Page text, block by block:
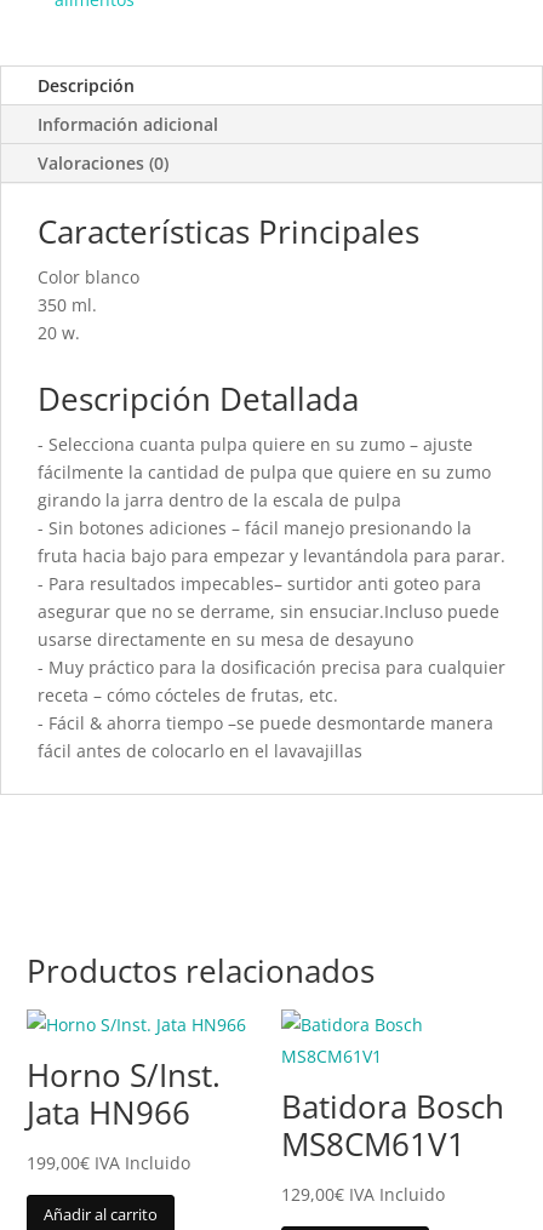
Descripción
Información adicional
Valoraciones (0)
Características Principales
Color blanco
350 ml.
20 w.
Descripción Detallada
- Selecciona cuanta pulpa quiere en su zumo – ajuste
fácilmente la cantidad de pulpa que quiere en su zumo
girando la jarra dentro de la escala de pulpa
- Sin botones adiciones – fácil manejo presionando la
fruta hacia bajo para empezar y levantándola para parar.
- Para resultados impecables– surtidor anti goteo para
asegurar que no se derrame, sin ensuciar.Incluso puede
usarse directamente en su mesa de desayuno
- Muy práctico para la dosificación precisa para cualquier
receta – cómo cócteles de frutas, etc.
- Fácil & ahorra tiempo –se puede desmontarde manera
fácil antes de colocarlo en el lavavajillas
Productos relacionados
Horno S/Inst.
Jata HN966
199,00€ IVA Incluido
Añadir al carrito
Batidora Bosch
MS8CM61V1
129,00€ IVA Incluido